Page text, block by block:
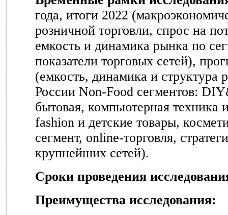
года, итоги 2022
розничной торговли, спрос на
емкость и динамика рынка по
показатели торговых сетей),
(емкость, динамика и структура
России Non-Food сегментов:
бытовая, компьютерная техника
fashion и детские товары,
сегмент, online-торговля,
крупнейших сетей).
Сроки проведения
Преимущества исследования: